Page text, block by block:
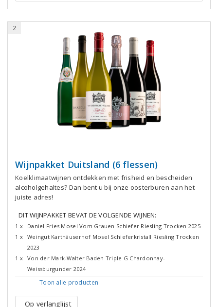
2
Wijnpakket Duitsland (6 flessen)
Koelklimaatwijnen ontdekken met frisheid en bescheiden
alcoholgehaltes? Dan bent u bij onze oosterburen aan het
juiste adres!
DIT WIJNPAKKET BEVAT DE VOLGENDE WIJNEN:
1 x
Daniel Fries Mosel Vom Grauen Schiefer Riesling Trocken 2025
1 x
Weingut Karthäuserhof Mosel Schieferkristall Riesling Trocken
2023
1 x
Von der Mark-Walter Baden Triple G Chardonnay-
Weissburgunder 2024
Toon alle producten
Op verlanglijst